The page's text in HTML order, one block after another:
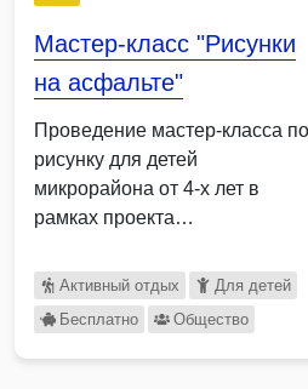
Мастер-класс "Рисунки
на асфальте"
Проведение мастер-класса по
рисунку для детей
микрорайона от 4-х лет в
рамках проекта
Активный отдых
Для детей
Бесплатно
Общество